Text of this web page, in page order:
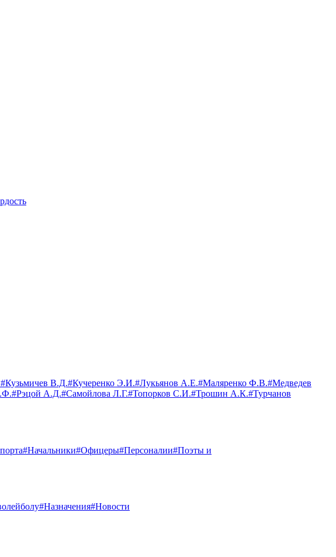
#Кузьмичев В.Д.#Кучеренко Э.И.#Лукьянов А.Е.#Маляренко Ф.В.#Медведев
#Рэцой А.Д.#Самойлова Л.Г.#Топорков С.И.#Трошин А.К.#Турчанов
#Начальники#Офицеры#Персоналии#Поэты и
#Назначения#Новости